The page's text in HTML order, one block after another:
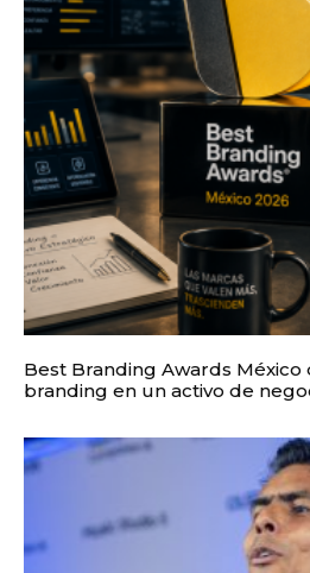
Best Branding Awards
branding en un activo de